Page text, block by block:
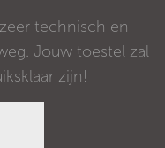
technisch en
Jouw toestel zal
zijn!